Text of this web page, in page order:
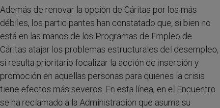
Además de renovar la opción de Cáritas por los más
débiles, los participantes han constatado que, si bien no
está en las manos de los Programas de Empleo de
Cáritas atajar los problemas estructurales del desempleo,
si resulta prioritario focalizar la acción de inserción y
promoción en aquellas personas para quienes la crisis
tiene efectos más severos. En esta línea, en el Encuentro
se ha reclamado a la Administración que asuma su